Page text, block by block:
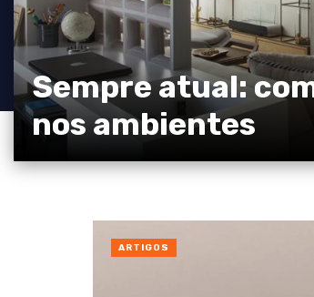
Sempre atual:
nos ambientes
ARTIGOS